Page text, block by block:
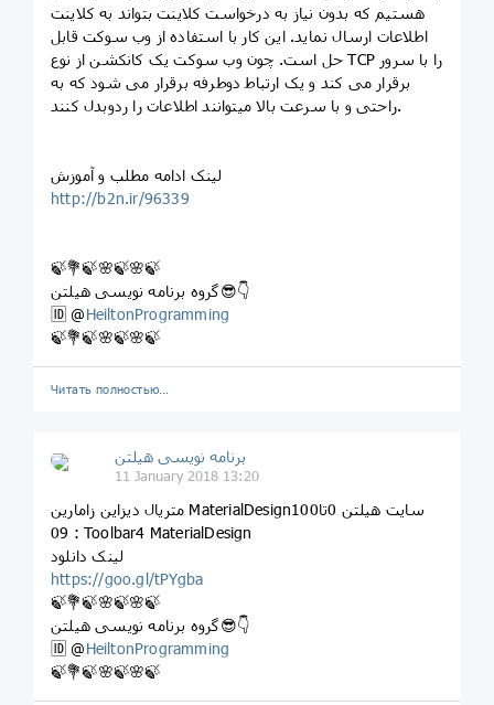
هستیم که بدون نیاز به درخواست کلاینت بتواند به کلاینت
اطلاعات ارسال نماید. این کار با استفاده از وب سوکت قابل
حل است. چون وب سوکت یک کانکشن از نوع TCP را با سرور
برقرار می کند و یک ارتباط دوطرفه برقرار می شود که به
راحتی و با سرعت بالا میتوانند اطلاعات را ردوبدل کنند.
لینک ادامه مطلب و آموزش
http://b2n.ir/96339
🍃💐🍃🌸🍃🌸🍃
گروه برنامه نویسی هیلتن😎👇
🆔 @HeiltonProgramming
🍃💐🍃🌸🍃🌸🍃
Читать полностью…
برنامه نویسی هیلتن
11 January 2018 13:20
متریال دیزاین زامارین MaterialDesignسایت هیلتن 0تا100
09 : Toolbar4 MaterialDesign
لینک دانلود
https://goo.gl/tPYgba
🍃💐🍃🌸🍃🌸🍃
گروه برنامه نویسی هیلتن😎👇
🆔 @HeiltonProgramming
🍃💐🍃🌸🍃🌸🍃